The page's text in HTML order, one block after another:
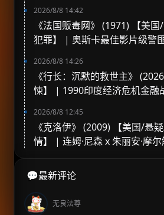
2026/8/8 14:42
《法国贩毒网》 (1971) 【美
犯罪】 | 奥斯卡最佳影片级警
2026/8/8 14:26
《行长：沉默的救世主》
悚】 | 1990印度经济危机金融
2026/8/8 12:45
《克洛伊》 (2009) 【美国/悬
情】 | 连姆·尼森 x 朱丽安·摩
💬最新评论
无良法尊